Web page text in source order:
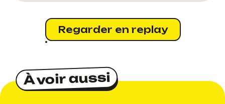
Regarder en replay
À voir aussi
À voir aussi